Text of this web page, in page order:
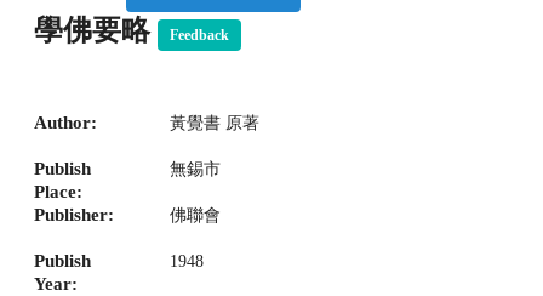
學佛要略 Feedback
Author: 黃覺書 原著
Publish
Place:
無錫市
Publisher: 佛聯會
Publish
Year:
1948